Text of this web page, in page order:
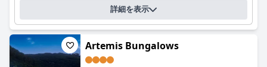
詳細を表示
Artemis Bungalows